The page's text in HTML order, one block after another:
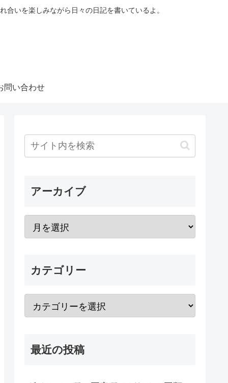
いを楽しみながら日々の日記を書いているよ。
問い合わせ
アーカイブ
カテゴリー
最近の投稿